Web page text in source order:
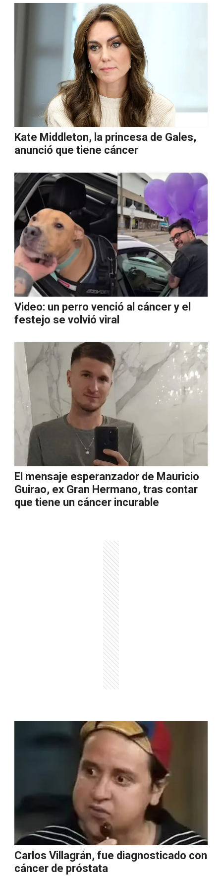
Kate Middleton, la princesa de Gales,
anunció que tiene cáncer
Video: un perro venció al cáncer y el
festejo se volvió viral
El mensaje esperanzador de Mauricio
Guirao, ex Gran Hermano, tras contar
que tiene un cáncer incurable
Carlos Villagrán, fue diagnosticado con
cáncer de próstata